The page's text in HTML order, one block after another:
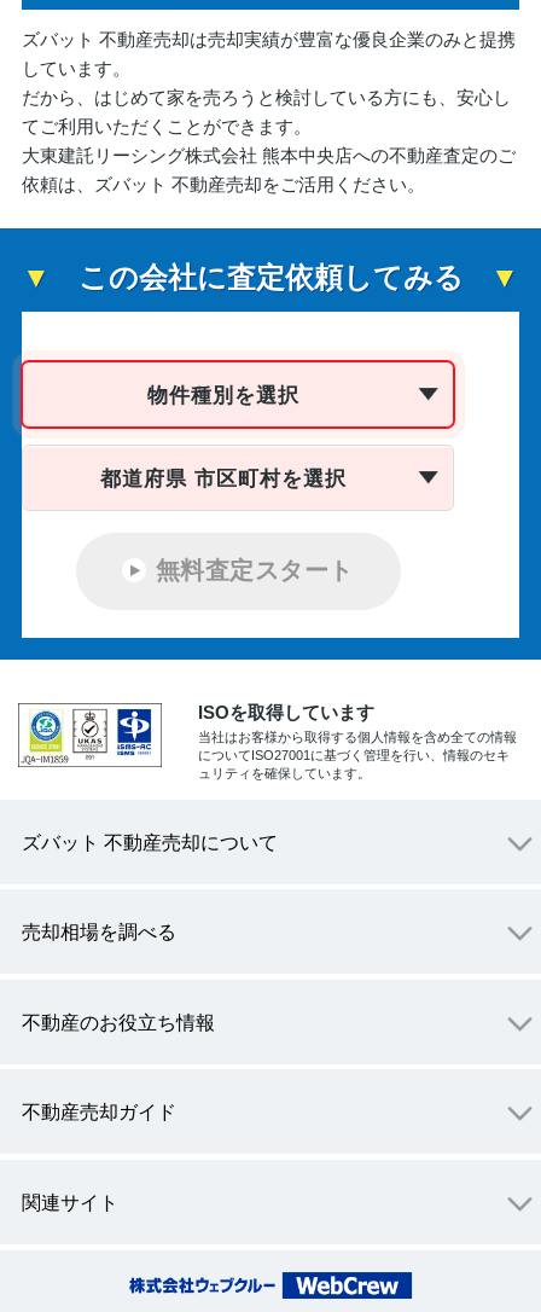
ズバット 不動産売却は売却実績が豊富な優良企業のみと提携
しています。
だから、はじめて家を売ろうと検討している方にも、安心し
てご利用いただくことができます。
大東建託リーシング株式会社 熊本中央店への不動産査定のご
依頼は、ズバット 不動産売却をご活用ください。
この会社に査定依頼してみる
物件種別を選択
都道府県 市区町村を選択
無料査定スタート
ISOを取得しています
当社はお客様から取得する個人情報を含め全ての情報
についてISO27001に基づく管理を行い、情報のセキ
ュリティを確保しています。
ズバット 不動産売却について
売却相場を調べる
不動産のお役立ち情報
不動産売却ガイド
関連サイト